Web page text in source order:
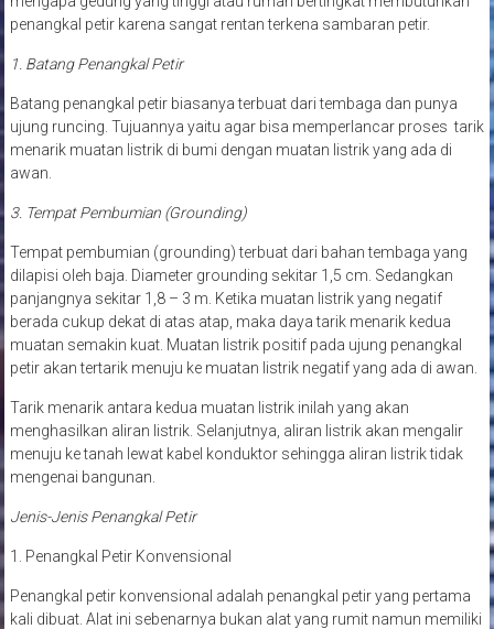
penangkal petir karena sangat rentan terkena sambaran petir.
1. Batang Penangkal Petir
Batang penangkal petir biasanya terbuat dari tembaga dan punya
ujung runcing. Tujuannya yaitu agar bisa memperlancar proses tarik
menarik muatan listrik di bumi dengan muatan listrik yang ada di
awan.
3. Tempat Pembumian (Grounding)
Tempat pembumian (grounding) terbuat dari bahan tembaga yang
dilapisi oleh baja. Diameter grounding sekitar 1,5 cm. Sedangkan
panjangnya sekitar 1,8 – 3 m. Ketika muatan listrik yang negatif
berada cukup dekat di atas atap, maka daya tarik menarik kedua
muatan semakin kuat. Muatan listrik positif pada ujung penangkal
petir akan tertarik menuju ke muatan listrik negatif yang ada di awan.
Tarik menarik antara kedua muatan listrik inilah yang akan
menghasilkan aliran listrik. Selanjutnya, aliran listrik akan mengalir
menuju ke tanah lewat kabel konduktor sehingga aliran listrik tidak
mengenai bangunan.
Jenis-Jenis Penangkal Petir
1. Penangkal Petir Konvensional
Penangkal petir konvensional adalah penangkal petir yang pertama
kali dibuat. Alat ini sebenarnya bukan alat yang rumit namun memiliki